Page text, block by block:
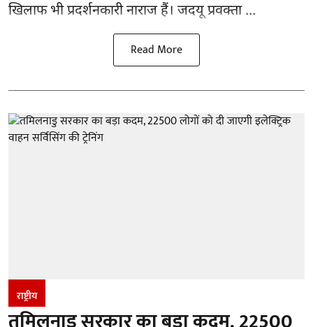
खिलाफ भी प्रदर्शनकारी नाराज हैं। जदयू प्रवक्ता ...
Read More
राष्ट्रीय